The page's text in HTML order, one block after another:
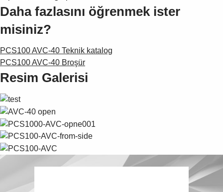
Bize ulaşın
Kariyer
Daha fazlasını öğrenmek ister
misiniz?
PCS100 AVC-40 Teknik katalog
PCS100 AVC-40 Broşür
Resim Galerisi